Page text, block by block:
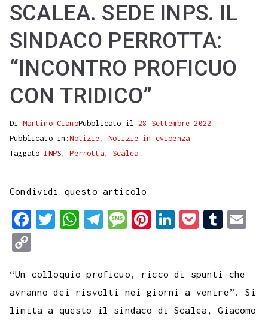
SCALEA. SEDE INPS. IL
SINDACO PERROTTA:
“INCONTRO PROFICUO
CON TRIDICO”
Di Martino CianoPubblicato il28 Settembre 2022
Pubblicato in:Notizie , Notizie in evidenza
Taggato INPS,Perrotta, Scalea
Condividi questo articolo
F
e
b
o
T
t
t
e
W
t
s
A
T
e
g
r
M
s
a
g
P
t
e
r
L
k
e
d
k
e
t
T
b
l
r
l
p
y
L
“Un colloquio proficuo, ricco di spunti che
avranno dei risvolti nei giorni a venire”. Si
limita a questo il sindaco di Scalea, Giacomo